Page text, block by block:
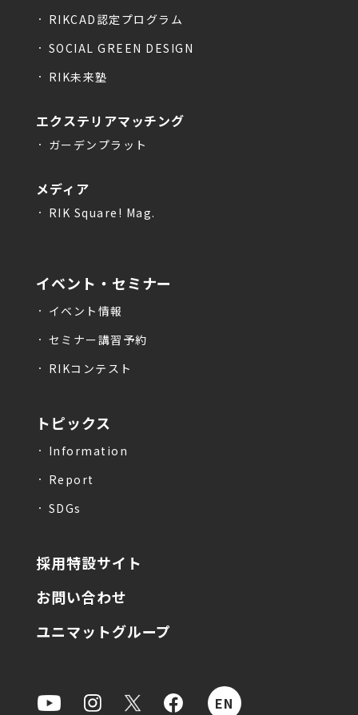
RIKCAD認定プログラム
SOCIAL GREEN DESIGN
RIK未来塾
エクステリアマッチング
ガーデンプラット
メディア
RIK Square! Mag.
イベント・セミナー
イベント情報
セミナー講習予約
RIKコンテスト
トピックス
Information
Report
SDGs
採用特設サイト
お問い合わせ
ユニマットグループ